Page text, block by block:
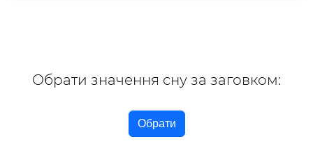
Обрати значення сну за заговком:
Обрати